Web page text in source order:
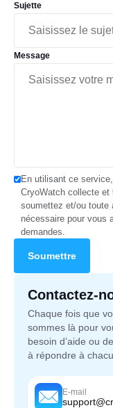
Français
Sujette
Message
En utilisant ce
CryoWatch collecte et
soumettez et/ou toute
nécessaire pour vous
demandes.
Contactez-
Chaque fois que
sommes là pour
besoin d’aide ou
à répondre à
E-mail